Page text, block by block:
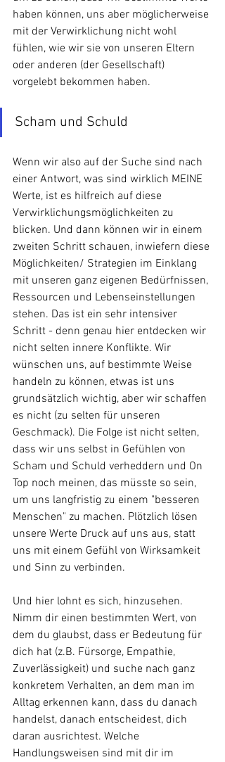
haben können, uns aber möglicherweise
mit der Verwirklichung nicht wohl
fühlen, wie wir sie von unseren Eltern
oder anderen (der Gesellschaft)
vorgelebt bekommen haben.
Scham und Schuld
Wenn wir also auf der Suche sind nach
einer Antwort, was sind wirklich MEINE
Werte, ist es hilfreich auf diese
Verwirklichungsmöglichkeiten zu
blicken. Und dann können wir in einem
zweiten Schritt schauen, inwiefern diese
Möglichkeiten/ Strategien im Einklang
mit unseren ganz eigenen Bedürfnissen,
Ressourcen und Lebenseinstellungen
stehen. Das ist ein sehr intensiver
Schritt - denn genau hier entdecken wir
nicht selten innere Konflikte. Wir
wünschen uns, auf bestimmte Weise
handeln zu können, etwas ist uns
grundsätzlich wichtig, aber wir schaffen
es nicht (zu selten für unseren
Geschmack). Die Folge ist nicht selten,
dass wir uns selbst in Gefühlen von
Scham und Schuld verheddern und On
Top noch meinen, das müsste so sein,
um uns langfristig zu einem "besseren
Menschen" zu machen. Plötzlich lösen
unsere Werte Druck auf uns aus, statt
uns mit einem Gefühl von Wirksamkeit
und Sinn zu verbinden.
Und hier lohnt es sich, hinzusehen.
Nimm dir einen bestimmten Wert, von
dem du glaubst, dass er Bedeutung für
dich hat (z.B. Fürsorge, Empathie,
Zuverlässigkeit) und suche nach ganz
konkretem Verhalten, an dem man im
Alltag erkennen kann, dass du danach
handelst, danach entscheidest, dich
daran ausrichtest. Welche
Handlungsweisen sind mit dir im